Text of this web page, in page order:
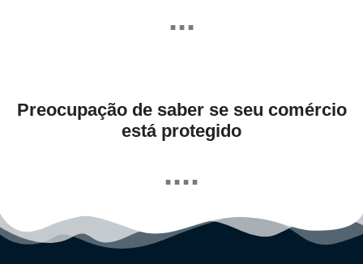
...
Preocupação de saber se seu comércio
está protegido
....